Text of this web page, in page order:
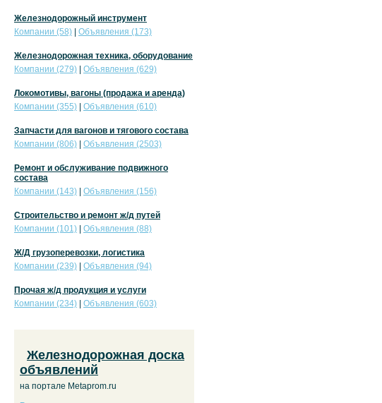
Железнодорожный инструмент
Компании (58)
Объявления (173)
Железнодорожная техника, оборудование
Компании (279)
Объявления (629)
Локомотивы, вагоны (продажа и аренда)
Компании (355)
Объявления (610)
Запчасти для вагонов и тягового состава
Компании (806)
Объявления (2503)
Ремонт и обслуживание подвижного
состава
Компании (143)
Объявления (156)
Строительство и ремонт ж/д путей
Компании (101)
Объявления (88)
Ж/Д грузоперевозки, логистика
Компании (239)
Объявления (94)
Прочая ж/д продукция и услуги
Компании (234)
Объявления (603)
Железнодорожная доска
объявлений
на портале Metaprom.ru